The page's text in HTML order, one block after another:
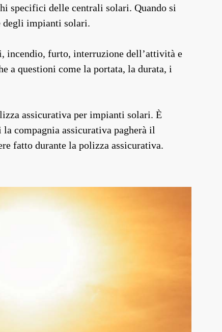
specifici delle centrali solari. Quando si
degli impianti solari.
incendio, furto, interruzione dell’attività e
a questioni come la portata, la durata, i
assicurativa per impianti solari. È
compagnia assicurativa pagherà il
fatto durante la polizza assicurativa.